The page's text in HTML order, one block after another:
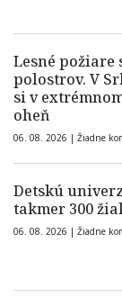
Lesné
polostrov. V
si v
oheň
06. 08. 2026 | Žiadne
Detskú
takmer 300
06. 08. 2026 | Žiadne